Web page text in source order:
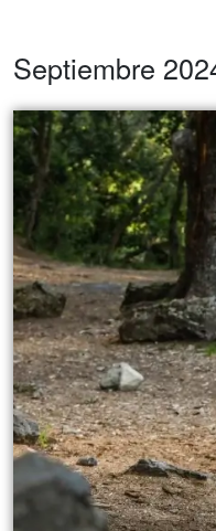
Septiembre